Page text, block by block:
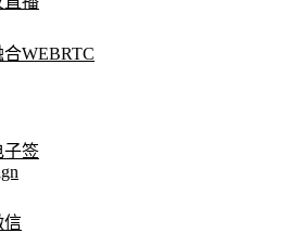
WEBRTC
子签
信